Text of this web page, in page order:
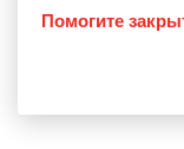
Помогите